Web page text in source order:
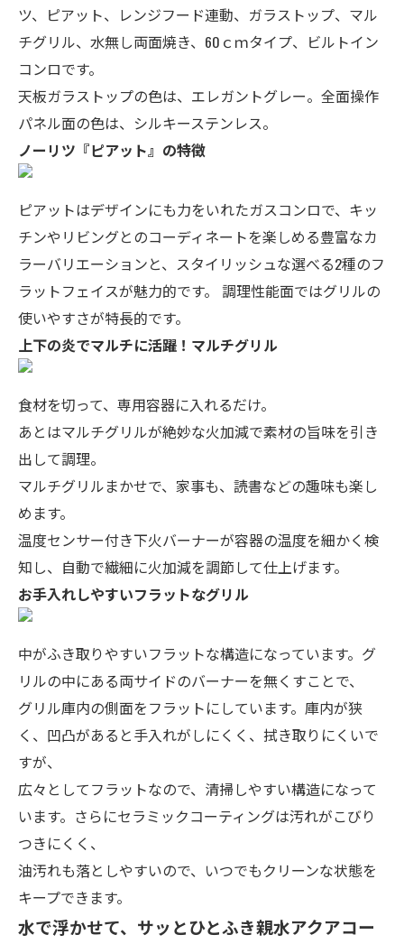
ツ、ピアット、レンジフード連動、 ガラストップ、マル
チグリル、水無し両面焼き、60 ｃｍタイプ、ビルトイン
コンロです。
天板ガラストップの色は、エレガントグレー。全面操作
パネル面の色は、シルキーステンレス。
ノーリツ『ピアット』の特徴
ピアットはデザインにも力をいれたガスコンロで、キッ
チンやリビングとのコーディネートを楽しめる豊富なカ
ラーバリエーションと、スタイリッシュな選べる2種のフ
ラットフェイスが魅力的です。 調理性能面ではグリルの
使いやすさが特長的です。
上下の炎でマルチに活躍！マルチグリル
食材を切って、専用容器に入れるだけ。
あとはマルチグリルが絶妙な火加減で素材の旨味を引き
出して調理。
マルチグリルまかせで、家事も、読書などの趣味も楽し
めます。
温度センサー付き下火バーナーが容器の温度を細かく検
知し、 自動で繊細に火加減を調節して仕上げます。
お手入れしやすいフラットなグリル
中がふき取りやすいフラットな構造になっています。グ
リルの中にある両サイドのバーナーを無くすことで、
グリル庫内の側面をフラットにしています。庫内が狭
く、凹凸があると手入れがしにくく、拭き取りにくいで
すが、
広々としてフラットなので、清掃しやすい構造になって
います。さらにセラミックコーティングは汚れがこびり
つきにくく、
油汚れも落としやすいので、いつでもクリーンな状態を
キープできます。
水で浮かせて、サッとひとふき親水アクアコー